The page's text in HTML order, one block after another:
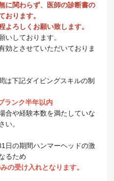
に関わらず、医師の診断書の
おります。
よろしくお願い致します。
しております。
効とさせていただいておりま
下記ダイビングスキルの制
ランク半年以内
合や経験本数を満たしていな
い。
日の期間ハンマーヘッドの激
るため
の受け入れとなります。